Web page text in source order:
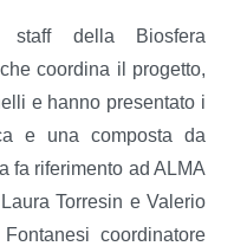
staff della Biosfera
coordina il progetto,
e hanno presentato i
e una composta da
fa riferimento ad ALMA
Torresin e Valerio
coordinatore